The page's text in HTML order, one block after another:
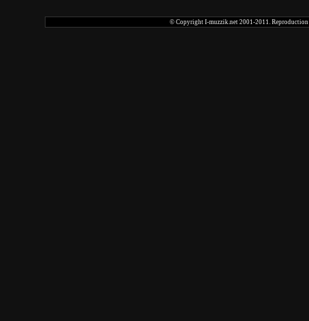
© Copyright I-muzzik.net 2001-2011. Reproduction